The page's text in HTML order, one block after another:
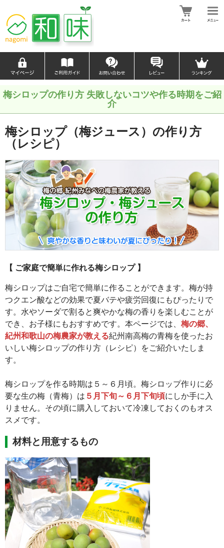
梅シロップの作り方 失敗しないコツや作る時期をご紹
介
梅シロップ（梅ジュース）の作り方
（レシピ）
【 ご家庭で簡単に作れる梅シロップ 】
梅シロップはご自宅で簡単に作ることができます。梅が持
つクエン酸などの効果で夏バテや疲労回復にもぴったりで
す。水やソーダで割ると爽やかな梅の香りを楽しむことが
でき、お子様にもおすすめです。本ページでは、 梅の郷、
紀州和歌山の梅農家が教える紀州南高梅の青梅を使ったお
いしい梅シロップの作り方（レシピ）をご紹介いたしま
す。
梅シロップを作る時期は５～６月頃。梅シロップ作りに必
要な生の梅（青梅）は ５月下旬～６月下旬頃にしか手に入
りません。その頃に購入しておいて冷凍しておくのもオス
スメです。
材料と用意するもの